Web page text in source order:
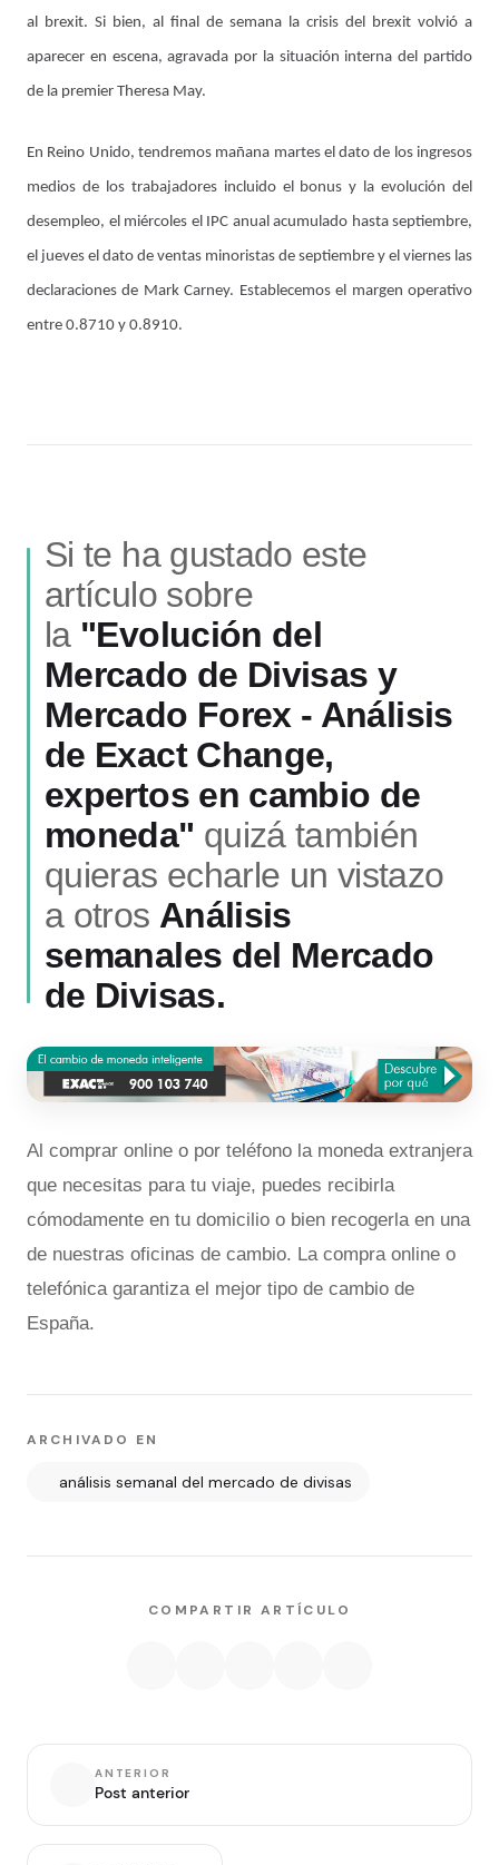
al brexit. Si bien, al final de semana la crisis del brexit volvió a
aparecer en escena, agravada por la situación interna del partido
de la premier Theresa May.
En Reino Unido, tendremos mañana martes el dato de los ingresos
medios de los trabajadores incluido el bonus y la evolución del
desempleo, el miércoles el IPC anual acumulado hasta septiembre,
el jueves el dato de ventas minoristas de septiembre y el viernes las
declaraciones de Mark Carney. Establecemos el margen operativo
entre 0.8710 y 0.8910.
Si te ha gustado este
artículo sobre
la "Evolución del
Mercado de Divisas y
Mercado Forex - Análisis
de Exact Change,
expertos en cambio de
moneda" quizá también
quieras echarle un vistazo
a otros Análisis
semanales del Mercado
de Divisas.
Al comprar online o por teléfono la moneda extranjera
que necesitas para tu viaje, puedes recibirla
cómodamente en tu domicilio o bien recogerla en una
de nuestras oficinas de cambio. La compra online o
telefónica garantiza el mejor tipo de cambio de
España.
ARCHIVADO EN
análisis semanal del mercado de divisas
COMPARTIR ARTÍCULO
ANTERIOR
Post anterior